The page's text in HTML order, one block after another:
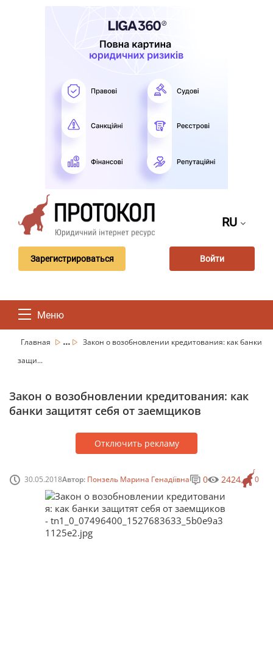
RU
Зарегистрироваться Войти
Меню
Главная ...
Закон о возобновлении кредитования: как банки
защи...
Закон о возобновлении кредитования: как
банки защитят себя от заемщиков
Отключить рекламу
30.05.2018Автор: Понзель Марина Генадіївна 0
0 2424